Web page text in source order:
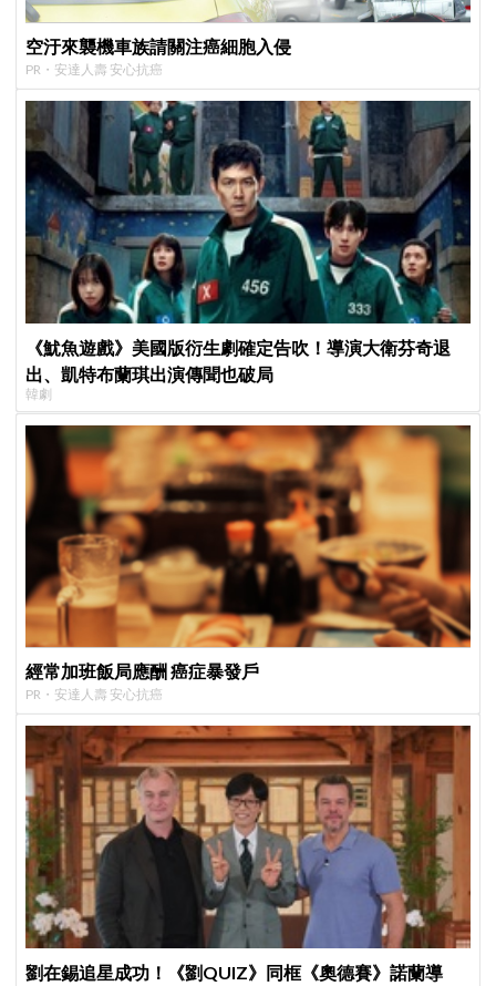
空汙來襲機車族請關注癌細胞入侵
PR・安達人壽 安心抗癌
《魷魚遊戲》美國版衍生劇確定告吹！導演大衛芬奇退
出、凱特布蘭琪出演傳聞也破局
韓劇
經常加班飯局應酬 癌症暴發戶
PR・安達人壽 安心抗癌
劉在錫追星成功！《劉QUIZ》同框《奧德賽》諾蘭導